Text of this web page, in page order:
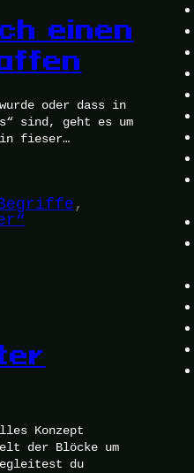
einen
oder dass in
sind, geht es um
fieser…
Begriffe
Konzept
der Blöcke um
du